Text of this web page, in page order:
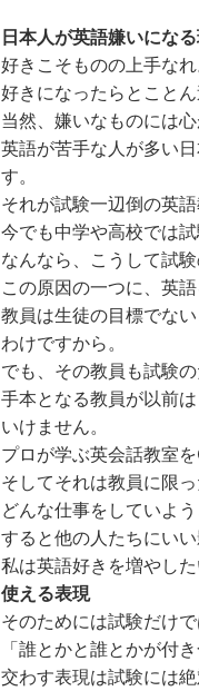
日本人が英語嫌いにな
好きこそものの上手なれ
好きになったらとこと
当然、嫌いなものには心
英語が苦手な人が多い
す。
それが試験一辺倒の英語
今でも中学や高校では
なんなら、こうして試
この原因の一つに、英
教員は生徒の目標でな
わけですから。
でも、その教員も試験
手本となる教員が以前
いけません。
プロが学ぶ英会話教室
そしてそれは教員に限
どんな仕事をしていよ
すると他の人たちにい
私は英語好きを増やした
使える表現
そのためには試験だけ
「誰とかと誰とかが付
交わす表現は試験には